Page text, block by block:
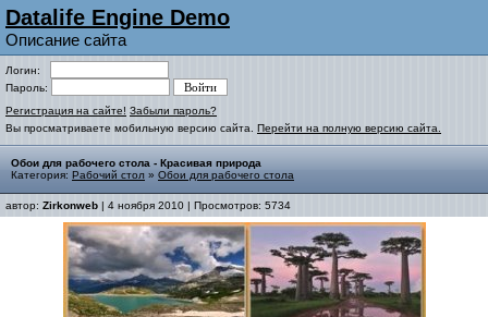
Datalife Engine Demo
Описание сайта
Логин:
Пароль:
Регистрация на сайте! Забыли пароль?
Вы просматриваете мобильную версию сайта. Перейти на полную версию сайта.
Обои для рабочего стола - Красивая природа
Категория: Рабочий стол » Обои для рабочего стола
автор: Zirkonweb | 4 ноября 2010 | Просмотров: 5734